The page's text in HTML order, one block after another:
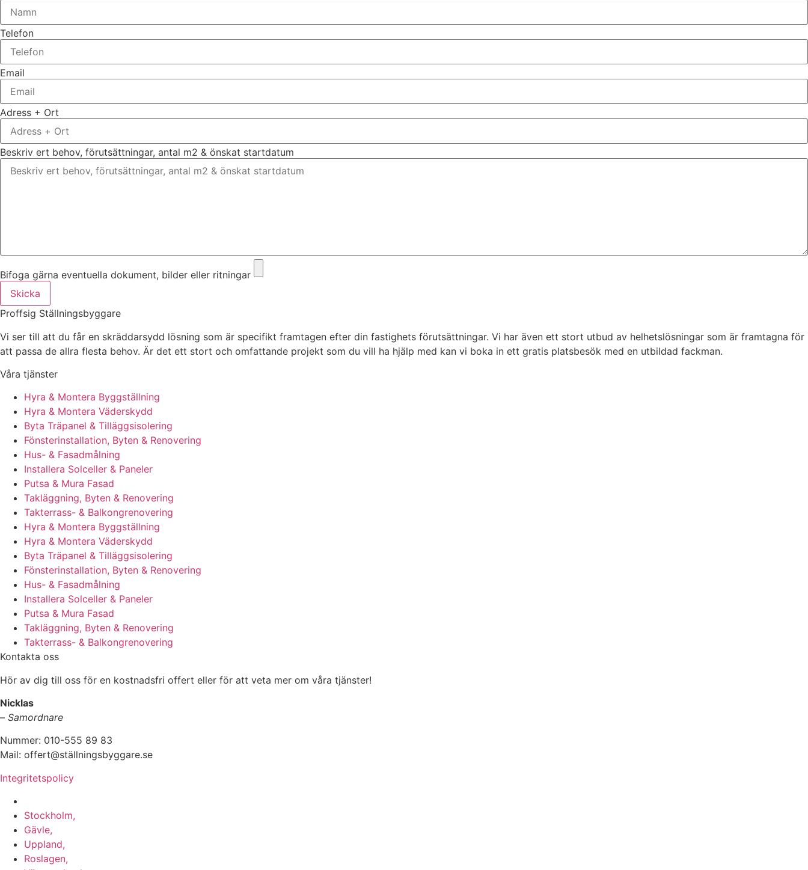
Telefon
Email
Adress + Ort
Beskriv ert behov, förutsättningar, antal m2 & önskat startdatum
Bifoga gärna eventuella dokument, bilder eller ritningar
Skicka
Proffsig Ställningsbyggare
Vi ser till att du får en skräddarsydd lösning som är specifikt framtagen efter din fastighets förutsättningar. Vi har även ett stort utbud av helhetslösningar som är framtagna för
att passa de allra flesta behov. Är det ett stort och omfattande projekt som du vill ha hjälp med kan vi boka in ett gratis platsbesök med en utbildad fackman.
Våra tjänster
Hyra & Montera Byggställning
Hyra & Montera Väderskydd
Byta Träpanel & Tilläggsisolering
Fönsterinstallation, Byten & Renovering
Hus- & Fasadmålning
Installera Solceller & Paneler
Putsa & Mura Fasad
Takläggning, Byten & Renovering
Takterrass- & Balkongrenovering
Hyra & Montera Byggställning
Hyra & Montera Väderskydd
Byta Träpanel & Tilläggsisolering
Fönsterinstallation, Byten & Renovering
Hus- & Fasadmålning
Installera Solceller & Paneler
Putsa & Mura Fasad
Takläggning, Byten & Renovering
Takterrass- & Balkongrenovering
Kontakta oss
Hör av dig till oss för en kostnadsfri offert eller för att veta mer om våra tjänster!
Nicklas
– Samordnare
Nummer: 010-555 89 83
Mail: offert@ställningsbyggare.se
Integritetspolicy
Stockholm,
Gävle,
Uppland,
Roslagen,